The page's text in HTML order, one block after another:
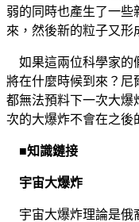
弱的同時也產生了一些
來，然後新的粒子又形
如果這兩位科學家的
將在什麼時候到來？尼
都無法預料下一次大爆
次的大爆炸不會在之後
■知識鏈接
宇宙大爆炸
宇宙大爆炸理論是俄